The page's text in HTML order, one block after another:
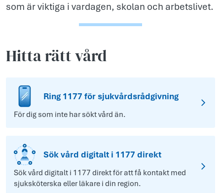
som är viktiga i vardagen, skolan och arbetslivet.
Hitta rätt vård
Ring 1177 för sjukvårdsrådgivning
För dig som inte har sökt vård än.
Sök vård digitalt i 1177 direkt
Sök vård digitalt i 1177 direkt för att få kontakt med
sjuksköterska eller läkare i din region.